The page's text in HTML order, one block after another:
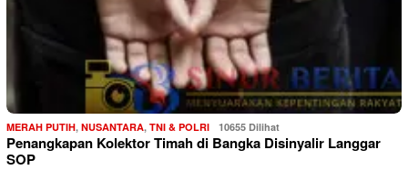
MERAH PUTIH, NUSANTARA, TNI & POLRI 10655 Dilihat
Penangkapan Kolektor Timah di Bangka Disinyalir Langgar
SOP